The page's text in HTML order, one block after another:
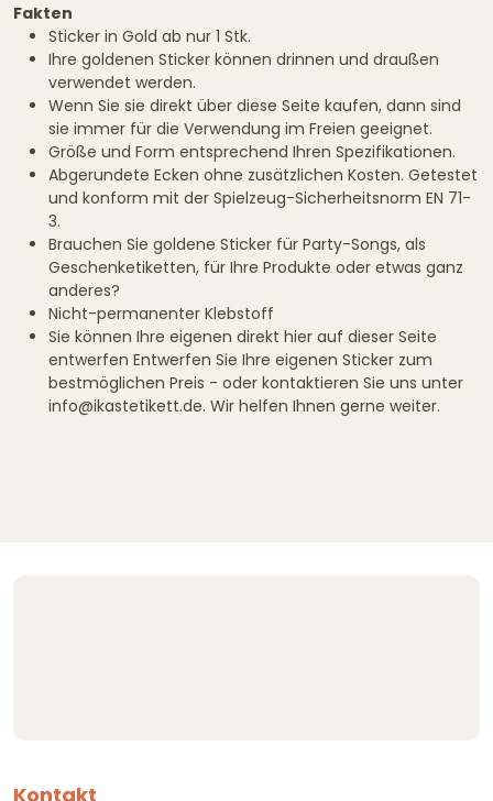
Fakten
Sticker in Gold ab nur 1 Stk.
Ihre goldenen Sticker können drinnen und draußen
verwendet werden.
Wenn Sie sie direkt über diese Seite kaufen, dann sind
sie immer für die Verwendung im Freien geeignet.
Größe und Form entsprechend Ihren Spezifikationen.
Abgerundete Ecken ohne zusätzlichen Kosten. Getestet
und konform mit der Spielzeug-Sicherheitsnorm EN 71-
3.
Brauchen Sie goldene Sticker für Party-Songs, als
Geschenketiketten, für Ihre Produkte oder etwas ganz
anderes?
Nicht-permanenter Klebstoff
Sie können Ihre eigenen direkt hier auf dieser Seite
entwerfen Entwerfen Sie Ihre eigenen Sticker zum
bestmöglichen Preis - oder kontaktieren Sie uns unter
info@ikastetikett.de. Wir helfen Ihnen gerne weiter.
Kontakt